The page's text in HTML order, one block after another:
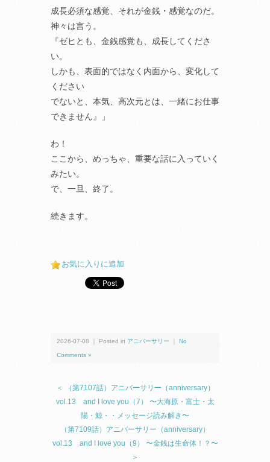
成長必須な感覚、それが金銭・感覚なのだ。
神々は言う。
『ゼヒとも、金銭感覚も、成長してくださ
い。
しかも、表面的ではなく内面から、変化して
ください
でないと、本気、高次元とは、一緒にお仕事
できません』」
わ！
ここから、めっちゃ、重要な話に入っていく
みたい。
で、一旦、終了。
続きます。
お気に入りに追加
2026-07-08 ｜ Posted in アニバーサリー No
Comments »
＜ （第7107話）アニバーサリー（anniversary）
vol.13 and I love you（7） 〜大海原・富士・太
陽・鯨・・メッセージ読み解き〜
（第7109話）アニバーサリー（anniversary）
vol.13 and I love you（9） 〜金銭は生命体！？〜
＞